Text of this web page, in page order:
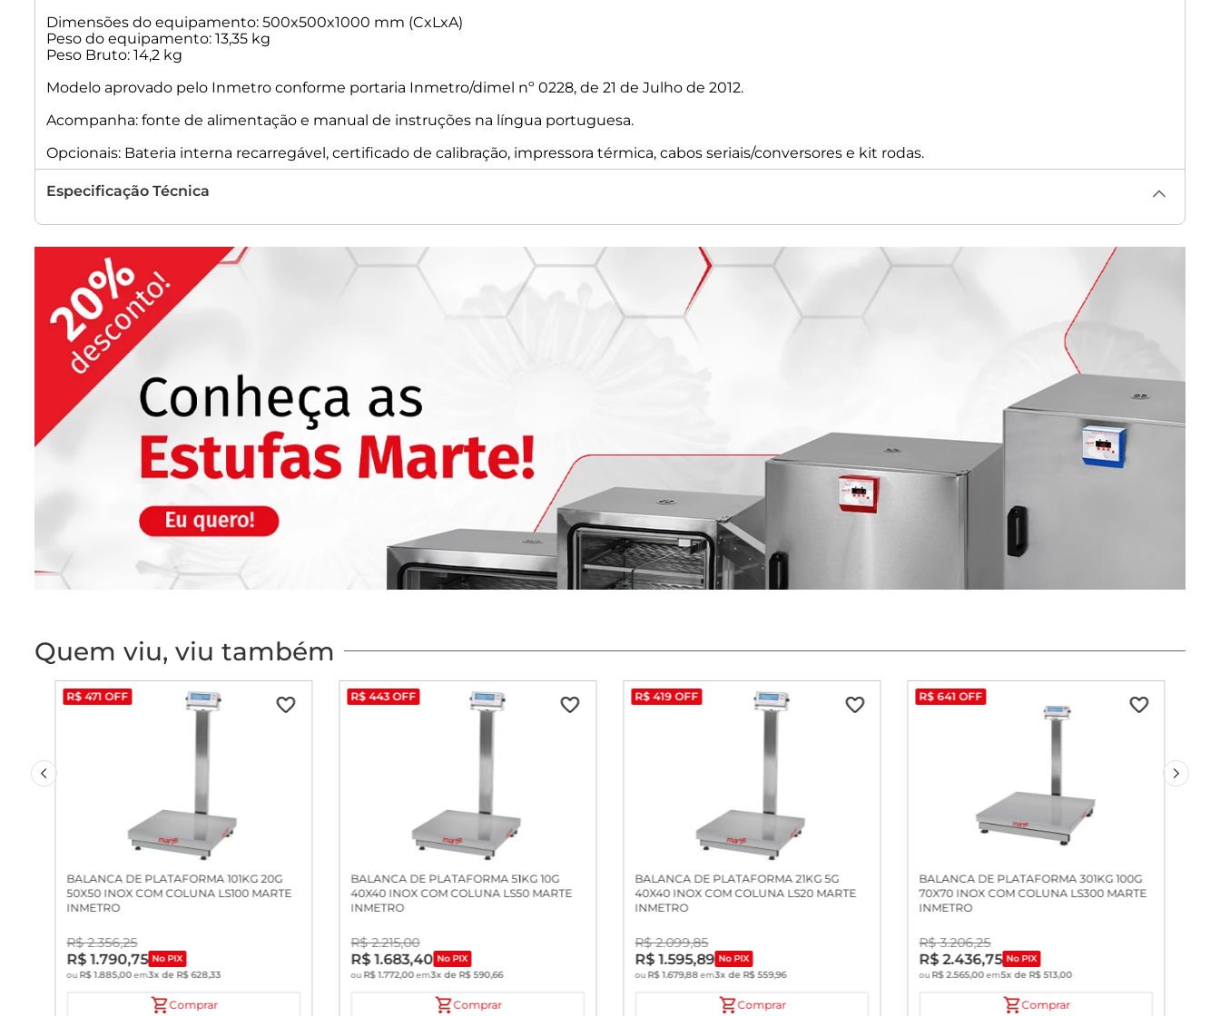
Dimensões do equipamento: 500x500x1000 mm (CxLxA)
Peso do equipamento: 13,35 kg
Peso Bruto: 14,2 kg
Modelo aprovado pelo Inmetro conforme portaria Inmetro/dimel nº 0228, de 21 de Julho de 2012.
Acompanha: fonte de alimentação e manual de instruções na língua portuguesa.
Opcionais: Bateria interna recarregável, certificado de calibração, impressora térmica, cabos seriais/conversores e kit rodas.
Especificação Técnica
Quem viu, viu também
R$ 471 OFF
BALANCA DE PLATAFORMA 101KG 20G
50X50 INOX COM COLUNA LS100 MARTE
INMETRO
R$ 2.356,25
R$ 1.790,75 No PIX
ou R$ 1.885,00em3x de R$ 628,33
Comprar
R$ 443OFF
BALANCA DE PLATAFORMA 51KG 10G
40X40 INOX COM COLUNA LS50 MARTE
INMETRO
R$ 2.215,00
R$ 1.683,40 No PIX
ou R$ 1.772,00em3x de R$ 590,66
Comprar
R$ 419 OFF
BALANCA DE PLATAFORMA 21KG 5G
40X40 INOX COM COLUNA LS20 MARTE
INMETRO
R$ 2.099,85
R$ 1.595,89 No PIX
ou R$ 1.679,88em3x de R$ 559,96
Comprar
R$ 641 OFF
BALANCA DE PLATAFORMA 301KG 100G
70X70 INOX COM COLUNA LS300 MARTE
INMETRO
R$ 3.206,25
R$ 2.436,75 No PIX
ou R$ 2.565,00em5x de R$ 513,00
Comprar